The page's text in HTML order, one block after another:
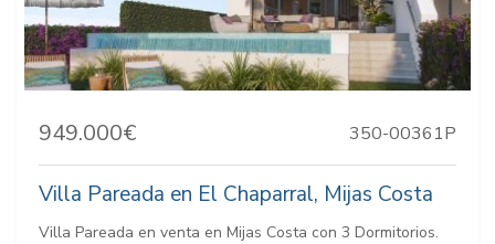
949.000€ 350-00361P
Villa Pareada en El Chaparral, Mijas Costa
Villa Pareada en venta en Mijas Costa con 3 Dormitorios.